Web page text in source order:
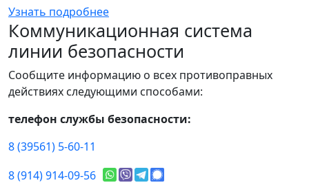
Узнать подробнее
Коммуникационная система
линии безопасности
Сообщите информацию о всех противоправных
действиях следующими способами:
телефон службы безопасности:
8 (39561) 5-60-11
8 (914) 914-09-56